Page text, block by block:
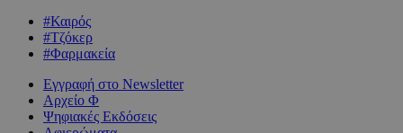
#Καιρός
#Τζόκερ
#Φαρμακεία
Εγγραφή στο Newsletter
Αρχείο Φ
Ψηφιακές Εκδόσεις